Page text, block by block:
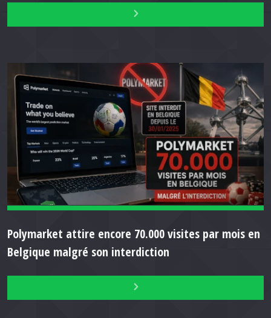
Polymarket attire encore 70.000 visites par mois en
Belgique malgré son interdiction